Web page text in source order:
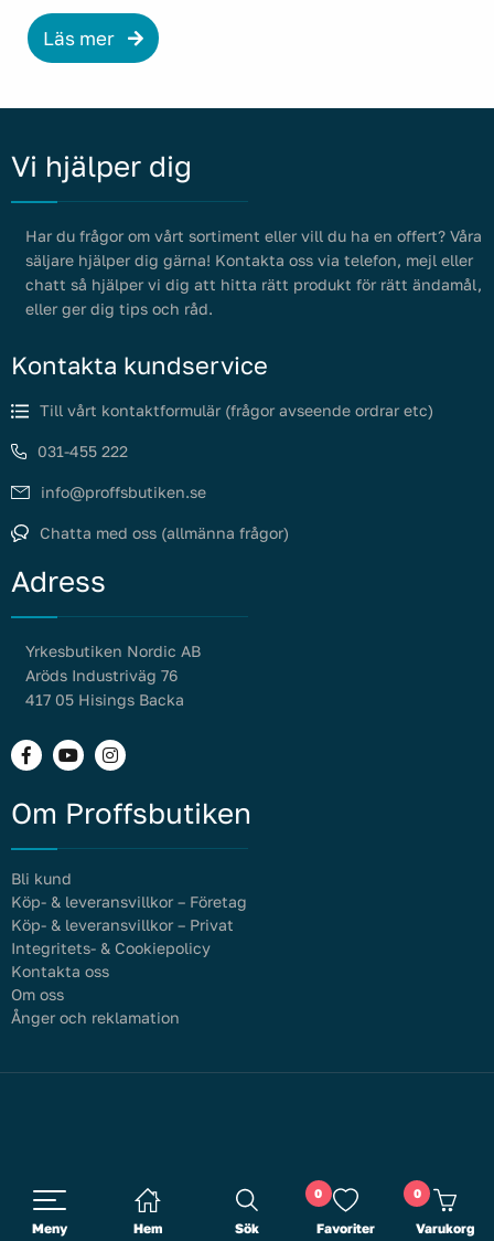
Meny Hem Sök
0
Favoriter
0
Varukorg
Läs mer
Vi hjälper dig
Har du frågor om vårt sortiment eller vill du ha en offert? Våra
säljare hjälper dig gärna! Kontakta oss via telefon, mejl eller
chatt så hjälper vi dig att hitta rätt produkt för rätt ändamål,
eller ger dig tips och råd.
Kontakta kundservice
Till vårt kontaktformulär (frågor avseende ordrar etc)
031-455 222
info@proffsbutiken.se
Chatta med oss (allmänna frågor)
Adress
Yrkesbutiken Nordic AB
Aröds Industriväg 76
417 05 Hisings Backa
Om Proffsbutiken
Bli kund
Köp- & leveransvillkor – Företag
Köp- & leveransvillkor – Privat
Integritets- & Cookiepolicy
Kontakta oss
Om oss
Ånger och reklamation